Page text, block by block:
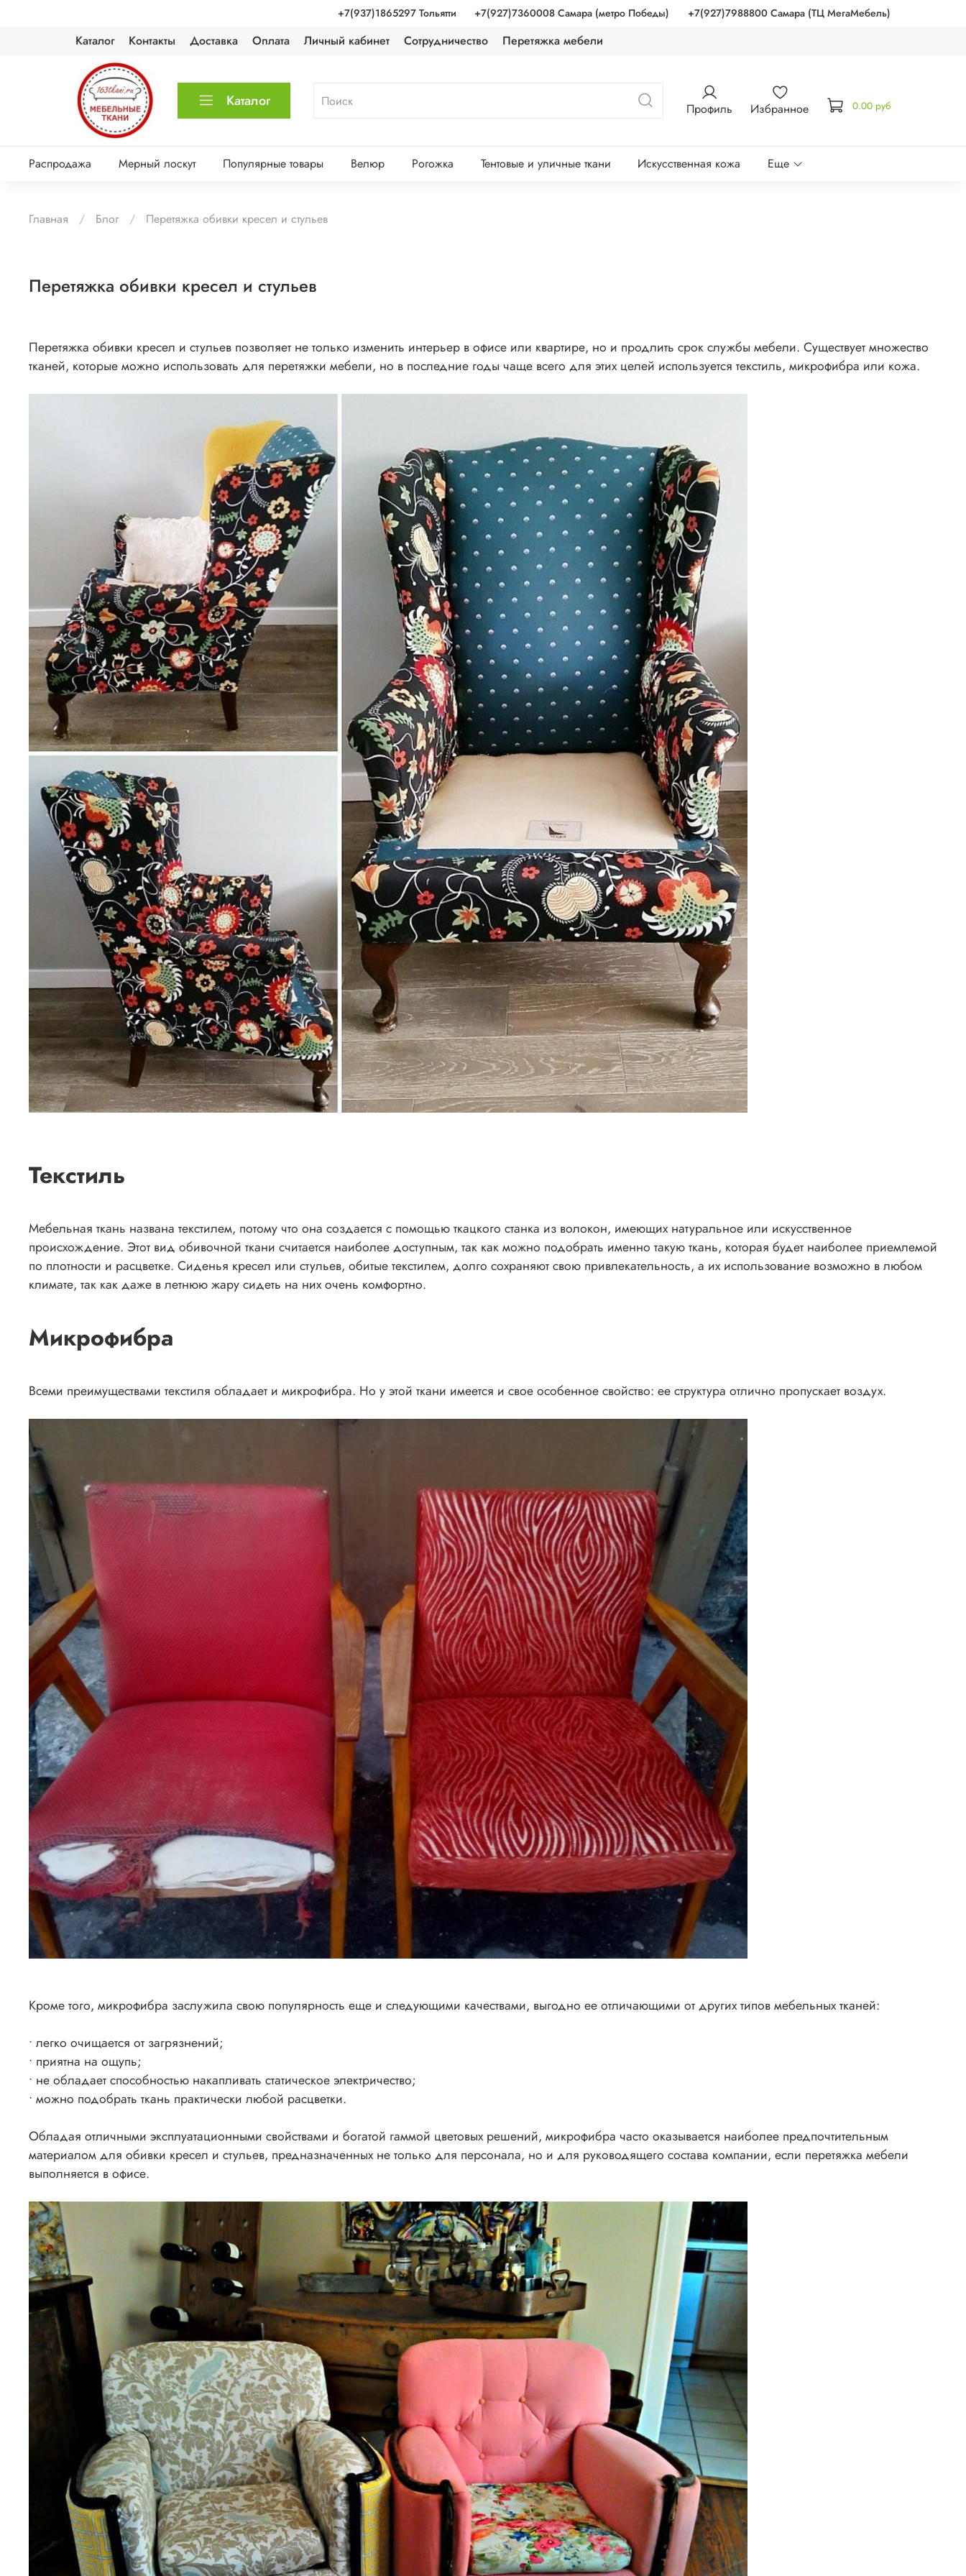
+7(937)1865297 Тольятти +7(927)7360008 Самара (метро Победы) +7(927)7988800 Самара (ТЦ МегаМебель)
Каталог Контакты Доставка Оплата Личный кабинет Сотрудничество Перетяжка мебели
Каталог Профиль Избранное 0.00 руб
Распродажа Мерный лоскут Популярные товары Велюр Рогожка Тентовые и уличные ткани Искусственная кожа Еще
Главная Блог Перетяжка обивки кресел и стульев
Перетяжка обивки кресел и стульев
Перетяжка обивки кресел и стульев позволяет не только изменить интерьер в офисе или квартире, но и продлить срок службы мебели. Существует множество
тканей, которые можно использовать для перетяжки мебели, но в последние годы чаще всего для этих целей используется текстиль, микрофибра или кожа.
Текстиль
Мебельная ткань названа текстилем, потому что она создается с помощью ткацкого станка из волокон, имеющих натуральное или искусственное
происхождение. Этот вид обивочной ткани считается наиболее доступным, так как можно подобрать именно такую ткань, которая будет наиболее приемлемой
по плотности и расцветке. Сиденья кресел или стульев, обитые текстилем, долго сохраняют свою привлекательность, а их использование возможно в любом
климате, так как даже в летнюю жару сидеть на них очень комфортно.
Микрофибра
Всеми преимуществами текстиля обладает и микрофибра. Но у этой ткани имеется и свое особенное свойство: ее структура отлично пропускает воздух.
Кроме того, микрофибра заслужила свою популярность еще и следующими качествами, выгодно ее отличающими от других типов мебельных тканей:
• легко очищается от загрязнений;
• приятна на ощупь;
• не обладает способностью накапливать статическое электричество;
• можно подобрать ткань практически любой расцветки.
Обладая отличными эксплуатационными свойствами и богатой гаммой цветовых решений, микрофибра часто оказывается наиболее предпочтительным
материалом для обивки кресел и стульев, предназначенных не только для персонала, но и для руководящего состава компании, если перетяжка мебели
выполняется в офисе.